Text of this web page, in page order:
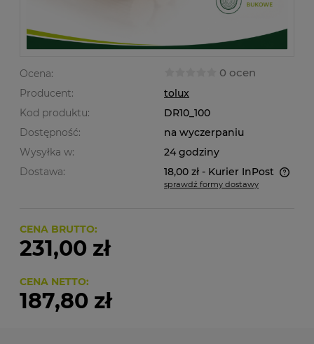
Ocena: 0 ocen
Producent:
tolux
Kod produktu:
DR10_100
Dostępność:
na wyczerpaniu
Wysyłka w:
24 godziny
Dostawa:
18,00 zł - Kurier InPost
Cena nie zawiera ewentualnych kosztów płatności
sprawdź formy dostawy
CENA BRUTTO:
231,00 zł
CENA NETTO:
187,80 zł